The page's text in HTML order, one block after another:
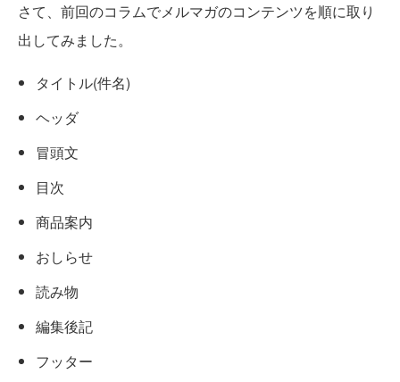
さて、前回のコラムでメルマガのコンテンツを順に取り
出してみました。
タイトル(件名)
ヘッダ
冒頭文
目次
商品案内
おしらせ
読み物
編集後記
フッター